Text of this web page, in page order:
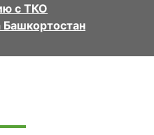
с ТКО
Башкортостан